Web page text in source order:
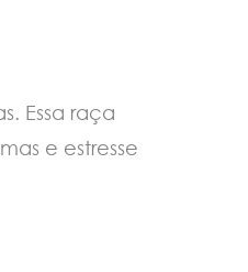
Essa raça
e estresse